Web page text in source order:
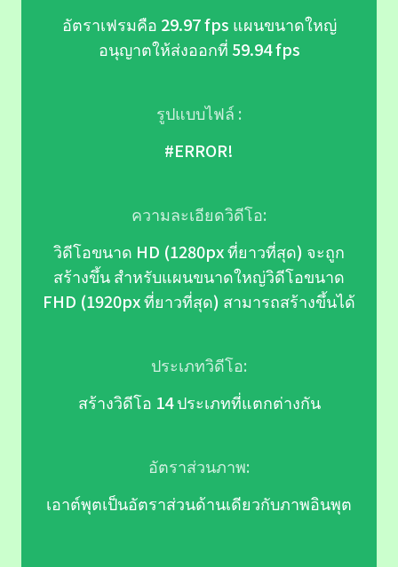
อัตราเฟรมคือ 29.97 fps แผนขนาดใหญ่
อนุญาตให้ส่งออกที่ 59.94 fps
รูปแบบไฟล์ :
#ERROR!
ความละเอียดวิดีโอ:
วิดีโอขนาด HD (1280px ที่ยาวที่สุด) จะถูก
สร้างขึ้น สำหรับแผนขนาดใหญ่วิดีโอขนาด
FHD (1920px ที่ยาวที่สุด) สามารถสร้างขึ้นได้
ประเภทวิดีโอ:
สร้างวิดีโอ 14 ประเภทที่แตกต่างกัน
อัตราส่วนภาพ:
เอาต์พุตเป็นอัตราส่วนด้านเดียวกับภาพอินพุต